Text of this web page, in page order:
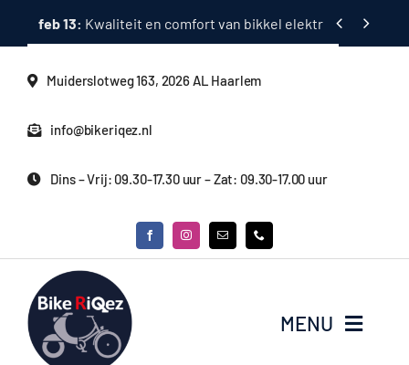
naar
feb 13: Kwaliteit en comfort van bikkel elektrische fietsen
 
Muiderslotweg 163, 2026 AL Haarlem
info@bikeriqez.nl
Dins – Vrij: 09.30-17.30 uur – Zat: 09.30-17.00 uur
MENU